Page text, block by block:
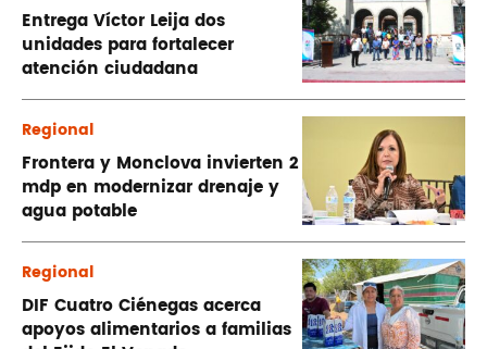
Entrega Víctor Leija dos
unidades para fortalecer
atención ciudadana
Regional
Frontera y Monclova invierten 2
mdp en modernizar drenaje y
agua potable
Regional
DIF Cuatro Ciénegas acerca
apoyos alimentarios a familias